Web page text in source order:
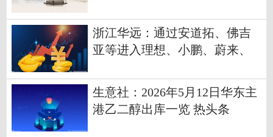
浙江华远：通过安道拓、佛吉
亚等进入理想、小鹏、蔚来、
生意社：2026年5月12日华东主
港乙二醇出库一览 热头条